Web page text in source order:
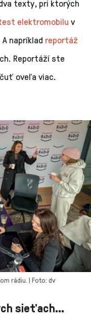
texty, pri ktorých
elektromobilu v
napríklad reportáž
Reportáží ste
oveľa viac.
rádiu. | Foto: dv
sieťach...